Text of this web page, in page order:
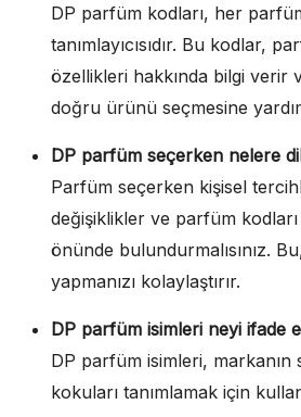
DP parfüm kodları, her
tanımlayıcısıdır. Bu kodlar,
özellikleri hakkında bilgi verir
doğru ürünü seçmesine
DP parfüm seçerken nelere
Parfüm seçerken kişisel
değişiklikler ve parfüm
önünde bulundurmalısınız.
yapmanızı kolaylaştırır.
DP parfüm isimleri neyi ifade
DP parfüm isimleri, markanın
kokuları tanımlamak için